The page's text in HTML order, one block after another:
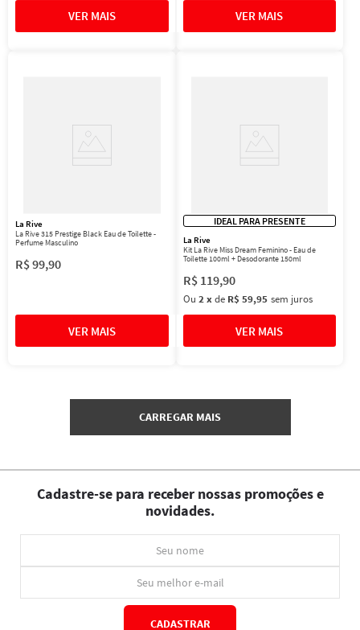
La Rive
La Rive 315 Prestige Black Eau de Toilette -
Perfume Masculino
R$99,90
IDEAL PARA PRESENTE
La Rive
Kit La Rive Miss Dream Feminino - Eau de
Toilette 100ml + Desodorante 150ml
R$ 119,90
Ou 2 xde R$ 59,95 sem juros
Cadastre-se para receber nossas promoções e
novidades.
CADASTRAR